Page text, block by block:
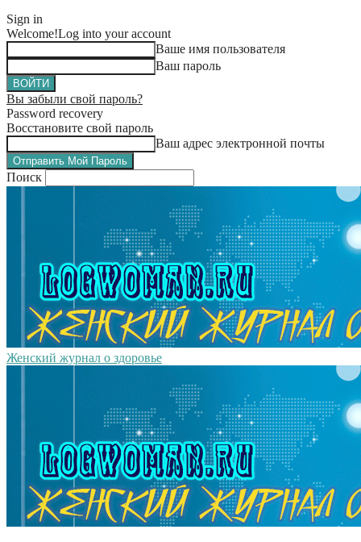
Sign in
Welcome!Log into your account
Ваше имя пользователя
Ваш пароль
Вы забыли свой пароль?
Password recovery
Восстановите свой пароль
Ваш адрес электронной почты
Поиск
Женский журнал о здоровье